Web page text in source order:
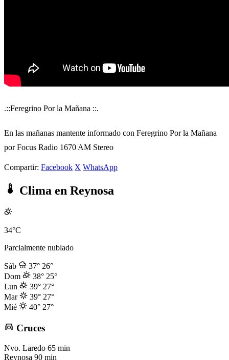
.::Feregrino Por la Mañana ::.
En las mañanas mantente informado con Feregrino Por la Mañana
por Focus Radio 1670 AM Stereo
Compartir: Facebook X WhatsApp
Clima en Reynosa
34°C
Parcialmente nublado
Sáb 37° 26°
Dom
38° 25°
Lun
39° 27°
Mar
39° 27°
Mié
40° 27°
Cruces
Nvo. Laredo 65 min
Reynosa 90 min